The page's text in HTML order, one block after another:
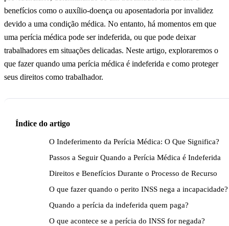
benefícios como o auxílio-doença ou aposentadoria por invalidez
devido a uma condição médica. No entanto, há momentos em que
uma perícia médica pode ser indeferida, ou que pode deixar
trabalhadores em situações delicadas. Neste artigo, exploraremos o
que fazer quando uma perícia médica é indeferida e como proteger
seus direitos como trabalhador.
Índice do artigo
O Indeferimento da Perícia Médica: O Que Significa?
Passos a Seguir Quando a Perícia Médica é Indeferida
Direitos e Benefícios Durante o Processo de Recurso
O que fazer quando o perito INSS nega a incapacidade?
Quando a perícia da indeferida quem paga?
O que acontece se a perícia do INSS for negada?